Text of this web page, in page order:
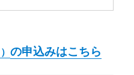
の申込みはこちら